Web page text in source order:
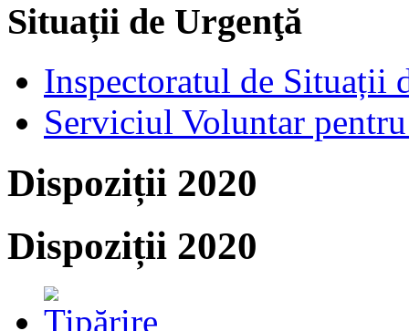
Situații de Urgenţă
Inspectoratul de Situații
Serviciul Voluntar
Dispoziții 2020
Dispoziții 2020